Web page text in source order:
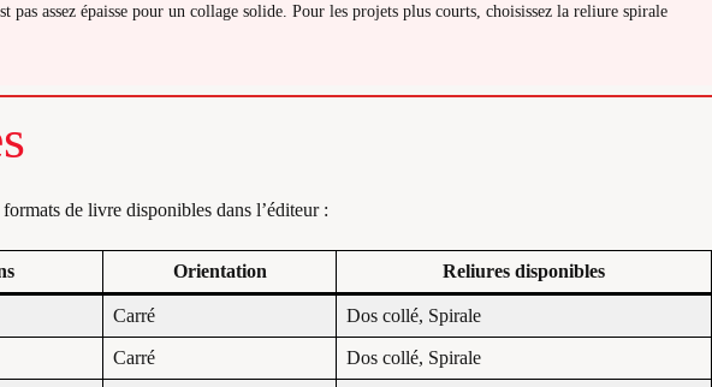
pas assez épaisse pour un collage solide. Pour les projets plus courts, choisissez la reliure spirale
de livre disponibles dans l’éditeur :
Orientation Reliures disponibles
Carré Dos collé, Spirale
Carré Dos collé, Spirale